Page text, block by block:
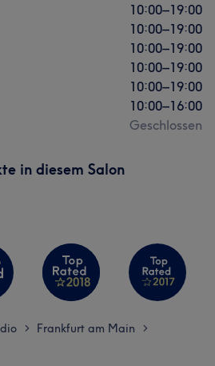
10:00–19:00
10:00–19:00
10:00–19:00
10:00–19:00
10:00–19:00
10:00–16:00
Geschlossen
in diesem Salon
> Frankfurt am Main >